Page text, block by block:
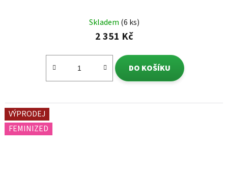
Skladem (6 ks)
2 351 Kč
DO KOŠÍKU
VÝPRODEJ
FEMINIZED